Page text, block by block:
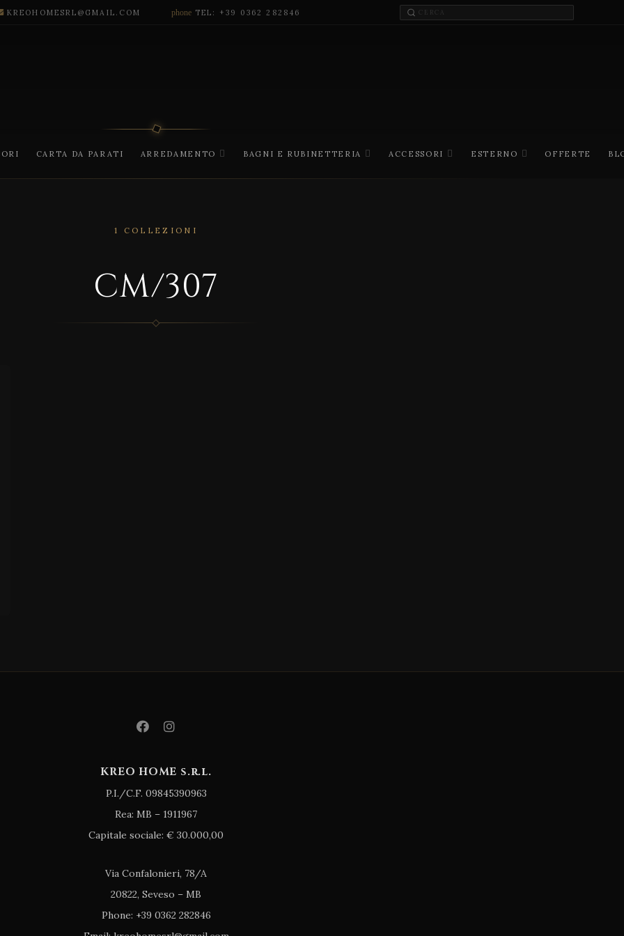
KREOHOMESRL@GMAIL.COM phone TEL: +39 0362 282846
CARTA DA PARATI ARREDAMENTO BAGNI E RUBINETTERIA ACCESSORI ESTERNO OFFERTE
1 COLLEZIONI
CM/307
KREO HOME s.r.l.
P.I./C.F. 09845390963
Rea: MB – 1911967
Capitale sociale: € 30.000,00
Via Confalonieri, 78/A
20822, Seveso – MB
Phone: +39 0362 282846